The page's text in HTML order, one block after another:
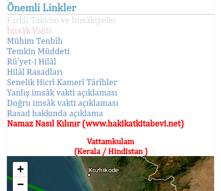
Önemli Linkler
Farklı Takvim ve İmsâkiyeler
İmsâk Vakti
Mühim Tenbîh
Temkin Müddeti
Rü'yet-i Hilâl
Hilâl Rasadları
Senelik Hicrî Kamerî Târîhler
Yanlış imsâk vakti açıklaması
Doğru imsâk vakti açıklaması
Rasad hakkında açıklama
Namaz Nasıl Kılınır (www.hakikatkitabevi.net)
Vattamkulam
(Kerala / Hindistan )
+
−